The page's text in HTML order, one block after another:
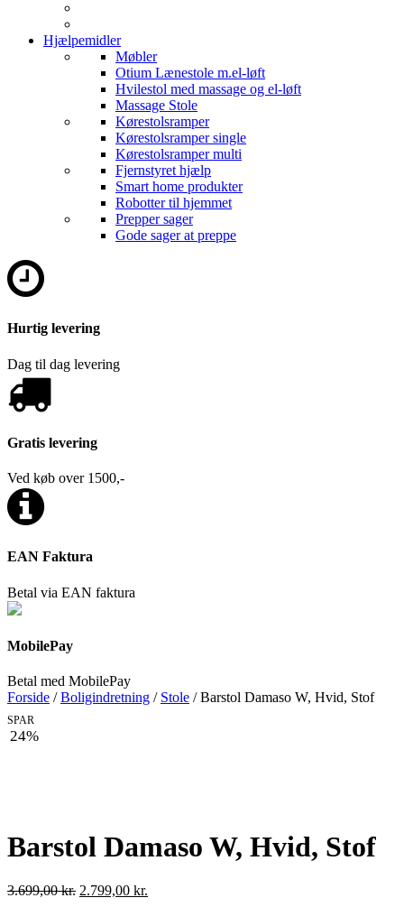
Hjælpemidler
Møbler
Otium Lænestole m.el-løft
Hvilestol med massage og el-løft
Massage Stole
Kørestolsramper
Kørestolsramper single
Kørestolsramper multi
Fjernstyret hjælp
Smart home produkter
Robotter til hjemmet
Prepper sager
Gode sager at preppe
Hurtig levering
Dag til dag levering
Gratis levering
Ved køb over 1500,-
EAN Faktura
Betal via EAN faktura
MobilePay
Betal med MobilePay
Forside /Boligindretning / Stole / Barstol Damaso W, Hvid, Stof
SPAR
24%
Barstol Damaso W, Hvid, Stof
3.699,00kr. Den
2.799,00 kr.